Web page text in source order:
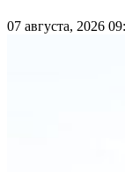
07 августа, 2026